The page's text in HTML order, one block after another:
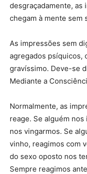
desgraçadamente, as
chegam à mente sem
As impressões sem
agregados psíquicos,
gravíssimo. Deve-se
Mediante a
Normalmente, as
reage. Se alguém
nos vingarmos. Se
vinho, reagimos com
do sexo oposto nos
Sempre reagimos